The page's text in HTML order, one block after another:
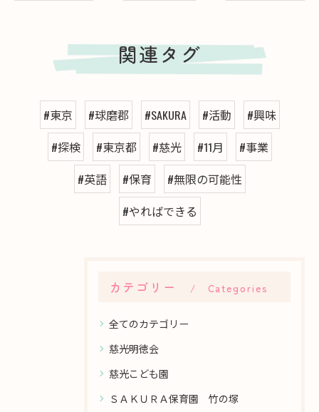
関連タグ
#東京 #球磨郡 #SAKURA #活動
#興味
#探検
#東京都 #慈光 #11月
#事業
#英語
#保育
#無限の可能性
#やればできる
カテゴリー Categories
全てのカテゴリー
慈光明徳会
慈光こども園
ＳＡＫＵＲＡ保育園 竹の塚